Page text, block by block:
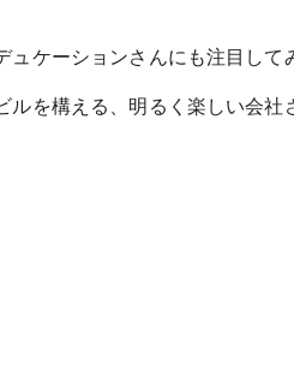
ュケーションさんにも注目して
ルを構える、明るく楽しい会社